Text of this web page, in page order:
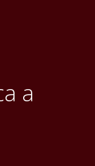
a